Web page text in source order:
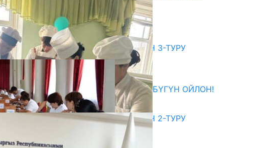
ДАЯРДЫКТАР ТАЛКУУЛАНДЫ
07.08.2026
Абитуриент
ЖОЖДОРГО КАБЫЛ АЛУУНУН 3-ТУРУ
БАШТАЛДЫ
27.07.2026
ӨЗҮҢДҮН КЕЛЕЧЕГИҢ ҮЧҮН БҮГҮН ОЙЛОН!
20.07.2026
ЖОЖДОРГО КАБЫЛ АЛУУНУН 2-ТУРУ
20.07.2026